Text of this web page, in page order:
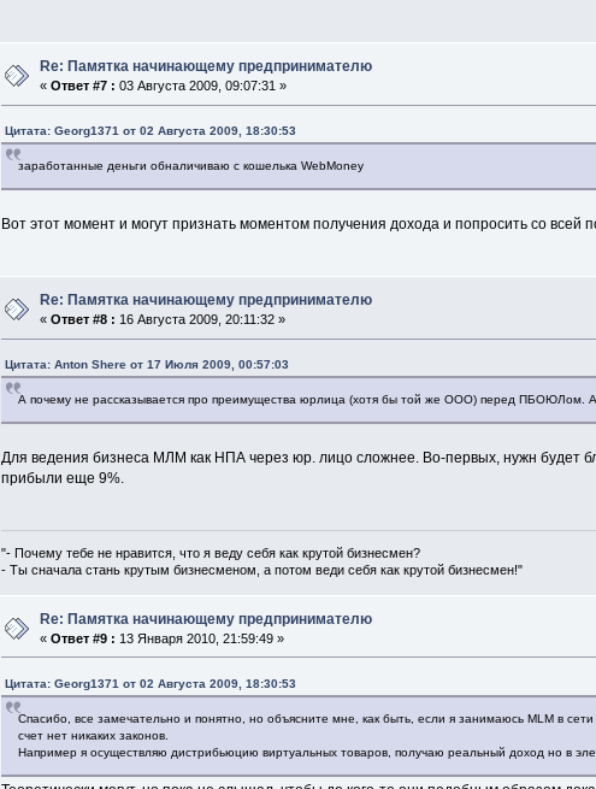
Re: Памятка начинающему предпринимателю
«Ответ #7 : 03 Августа 2009, 09:07:31 »
Цитата: Georg1371 от 02 Августа 2009, 18:30:53
заработанные деньги обналичиваю с кошелька WebMoney
Вот этот момент и могут признать моментом получения дохода и попросить со
Re: Памятка начинающему предпринимателю
«Ответ #8 : 16 Августа 2009, 20:11:32 »
Цитата: Anton Shere от 17 Июля 2009, 00:57:03
А почему не рассказывается про преимущества юрлица (хотя бы той же ООО) перед ПБОЮЛом. А
Для ведения бизнеса МЛМ как НПА через юр. лицо сложнее. Во-первых, нужн будет
прибыли еще 9%.
"- Почему тебе не нравится, что я веду себя как крутой бизнесмен?
- Ты сначала стань крутым бизнесменом, а потом веди себя как крутой бизнесмен!"
Re: Памятка начинающему предпринимателю
«Ответ #9 : 13 Января 2010, 21:59:49 »
Цитата: Georg1371 от 02 Августа 2009, 18:30:53
Спасибо, все замечательно и понятно, но объясните мне, как быть, если я занимаюсь MLM в
счет нет никаких законов.
Например я осуществляю дистрибьюцию виртуальных товаров, получаю реальный доход но в